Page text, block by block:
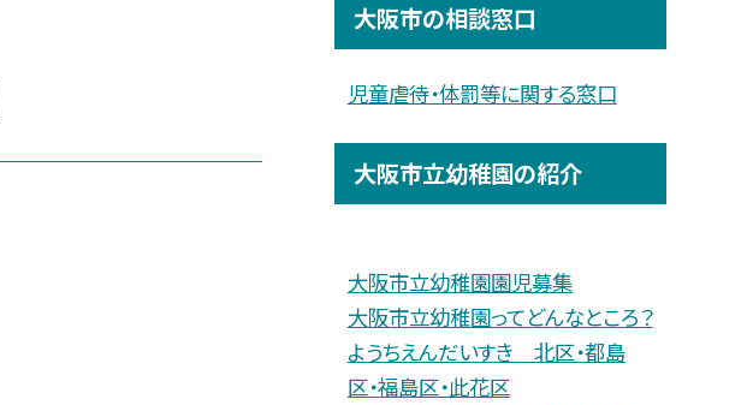
大阪市の相談窓口
児童虐待・体罰等に関する窓口
大阪市立幼稚園の紹介
大阪市立幼稚園園児募集
大阪市立幼稚園ってどんなところ？
ようちえんだいすき 北区・都島
区・福島区・此花区